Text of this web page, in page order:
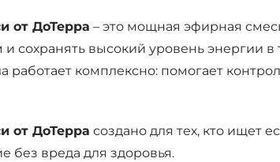
от ДоТерра – это мощная эфирная
сохранять высокий уровень энергии
работает комплексно: помогает
от ДоТерра создано для тех, кто ищет
без вреда для здоровья.